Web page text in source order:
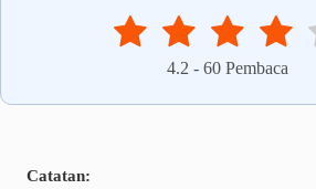
4.2 -60 Pembaca
Catatan: